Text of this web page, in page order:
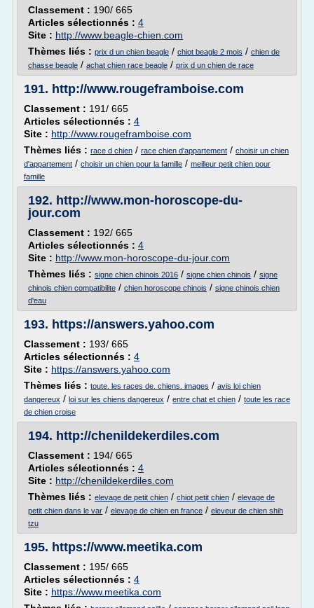
Classement : 190/ 665
Articles sélectionnés : 4
Site : http://www.beagle-chien.com
Thèmes liés : prix d un chien beagle / chiot beagle 2 mois / chien de
chasse beagle / achat chien race beagle / prix d un chien de race
191. http://www.rougeframboise.com
Classement : 191/ 665
Articles sélectionnés : 4
Site : http://www.rougeframboise.com
Thèmes liés : race d chien / race chien d'appartement / choisir un chien
d'appartement / choisir un chien pour la famille / meilleur petit chien pour
famille
192. http://www.mon-horoscope-du-
jour.com
Classement : 192/ 665
Articles sélectionnés : 4
Site : http://www.mon-horoscope-du-jour.com
Thèmes liés : signe chien chinois 2016 / signe chien chinois / signe
chinois chien compatibilite / chien horoscope chinois / signe chinois chien
d'eau
193. https://answers.yahoo.com
Classement : 193/ 665
Articles sélectionnés : 4
Site : https://answers.yahoo.com
Thèmes liés : toute. les races de. chiens. images / avis loi chien
dangereux / loi sur les chiens dangereux / entre chat et chien / toute les race
de chien croise
194. http://chenildekerdiles.com
Classement : 194/ 665
Articles sélectionnés : 4
Site : http://chenildekerdiles.com
Thèmes liés : elevage de petit chien / chiot petit chien / elevage de
petit chien dans le var / elevage de chien en france / eleveur de chien shih
tzu
195. https://www.meetika.com
Classement : 195/ 665
Articles sélectionnés : 4
Site : https://www.meetika.com